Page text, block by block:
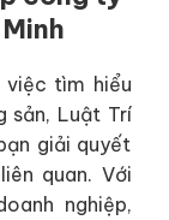
việc tìm hiểu
sản, Luật Trí
giải quyết
quan. Với
nghiệp,